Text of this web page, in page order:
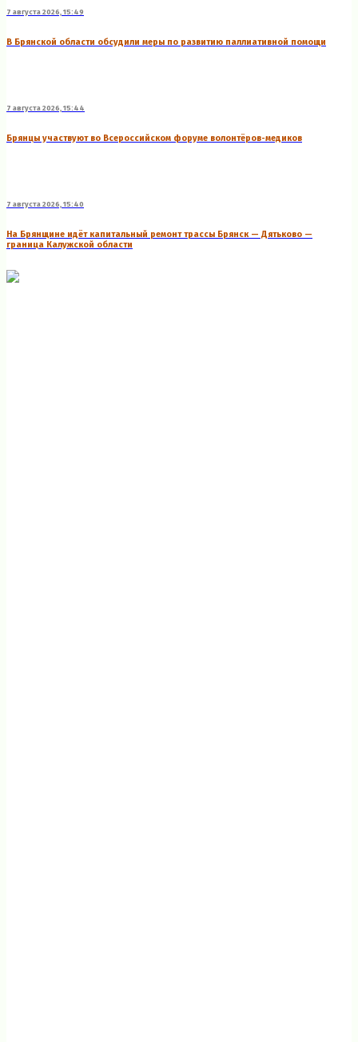
7 августа 2026, 15:49
В Брянской области обсудили меры по развитию паллиативной помощи
7 августа 2026, 15:44
Брянцы участвуют во Всероссийском форуме волонтёров-медиков
7 августа 2026, 15:40
На Брянщине идёт капитальный ремонт трассы Брянск — Дятьково —
граница Калужской области